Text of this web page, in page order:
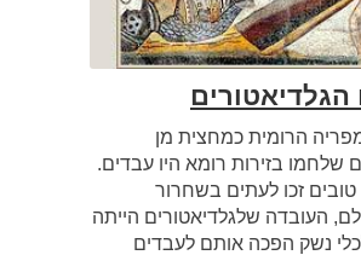
הרומית כמחצית מן
שלחמו בזירות רומא היו עבדים.
טובים זכו לעתים בשחרור
העובדה שלגלדיאטורים הייתה
נשק הפכה אותם לעבדים